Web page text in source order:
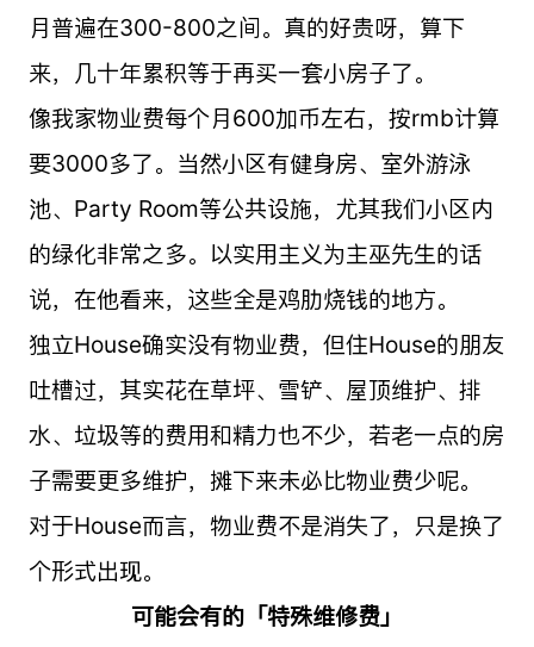
月普遍在300-800之间。真的好贵呀，算下
来，几十年累积等于再买一套小房子了。
像我家物业费每个月600加币左右，按rmb计算
要3000多了。当然小区有健身房、室外游泳
池、Party Room等公共设施，尤其我们小区内
的绿化非常之多。以实用主义为主巫先生的话
说，在他看来，这些全是鸡肋烧钱的地方。
独立House确实没有物业费，但住House的朋友
吐槽过，其实花在草坪、雪铲、屋顶维护、排
水、垃圾等的费用和精力也不少，若老一点的房
子需要更多维护，摊下来未必比物业费少呢。
对于House而言，物业费不是消失了，只是换了
个形式出现。
可能会有的「特殊维修费」